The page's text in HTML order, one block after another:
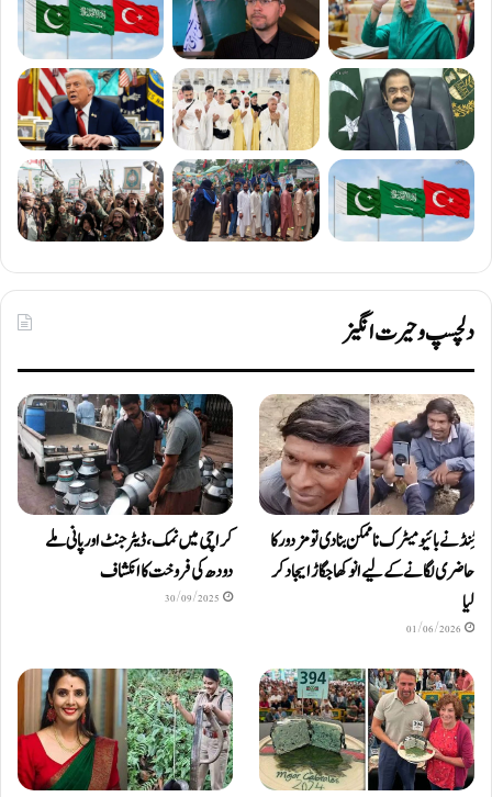
دلچسپ و حیرت انگیز
ٹِنڈ نے بائیومیٹرک ناممکن بنا دی تو مزدور کا
حاضری لگانے کے لیے انوکھا جگاڑ ایجاد کر
لیا
01/06/2026
کراچی میں نمک، ڈیٹرجنٹ اور پانی ملے
دودھ کی فروخت کا انکشاف
30/09/2025